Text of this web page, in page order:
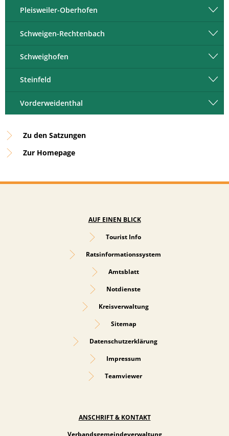
Pleisweiler-Oberhofen
Schweigen-Rechtenbach
Schweighofen
Steinfeld
Vorderweidenthal
Zu den Satzungen
Zur Homepage
AUF EINEN BLICK
Tourist Info
Ratsinformationssystem
Amtsblatt
Notdienste
Kreisverwaltung
Sitemap
Datenschutzerklärung
Impressum
Teamviewer
ANSCHRIFT & KONTAKT
Verbandsgemeindeverwaltung